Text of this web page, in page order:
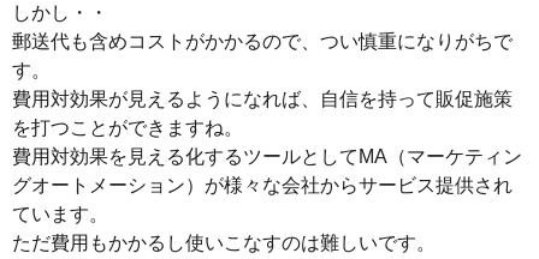
しかし・・
郵送代も含めコストがかかるので、つい慎重になりがちで
す。
費用対効果が見えるようになれば、自信を持って販促施策
を打つことができますね。
費用対効果を見える化するツールとしてMA（マーケティン
グオートメーション）が様々な会社からサービス提供され
ています。
ただ費用もかかるし使いこなすのは難しいです。